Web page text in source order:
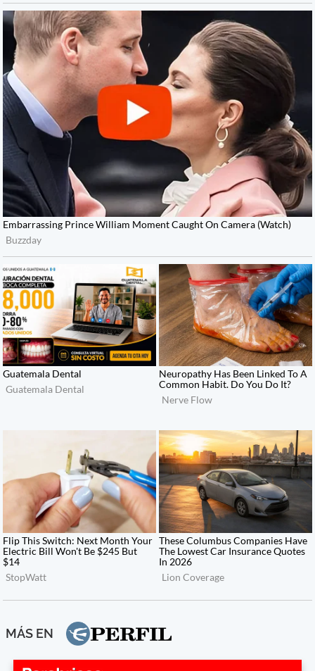
MÁS EN